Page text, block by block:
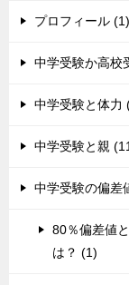
プロフィール (1)
中学受験か高校
中学受験と体力
中学受験と親
中学受験の偏差
80％偏差値
は？ (1)